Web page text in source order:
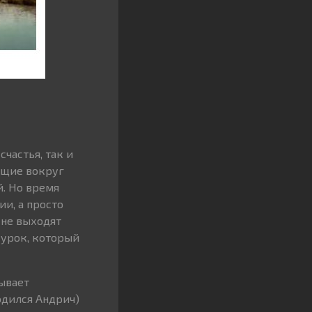
так и
вокруг
Но время
а просто
выходят
который
Андрич)